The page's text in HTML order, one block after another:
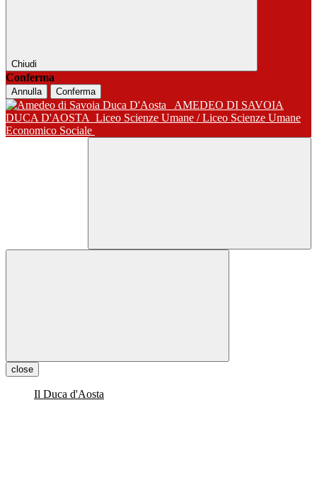
Chiudi
Conferma
Annulla Conferma
AMEDEO DI SAVOIA
DUCA D'AOSTA Liceo Scienze Umane / Liceo Scienze Umane
Economico Sociale
close
Il Duca d'Aosta